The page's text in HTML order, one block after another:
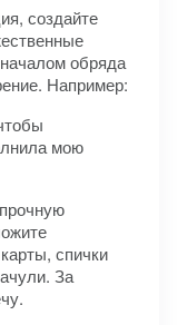
создайте
обряда
Например:
мою
спички
За